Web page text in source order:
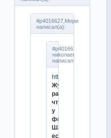
#p4016627,Мери
написал(а):
#p4016619,алла
николаевна
написал(а):
https://tass.ru/sport/
Жулин
рассказал,
что
у
фигуристки
Шанаевой
есть